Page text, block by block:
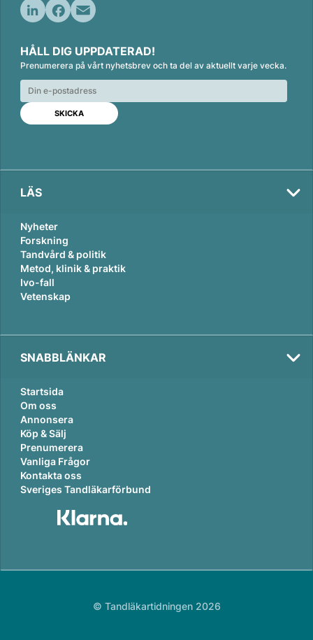
n
k
e
d
n
c
e
b
o
o
k
a
i
l
HÅLL DIG UPPDATERAD!
Prenumerera på vårt nyhetsbrev och ta del av aktuellt varje vecka.
LÄS
Nyheter
Forskning
Tandvård & politik
Metod, klinik & praktik
Ivo-fall
Vetenskap
SNABBLÄNKAR
Startsida
Om oss
Annonsera
Köp & Sälj
Prenumerera
Vanliga Frågor
Kontakta oss
Sveriges Tandläkarförbund
© Tandläkartidningen 2026